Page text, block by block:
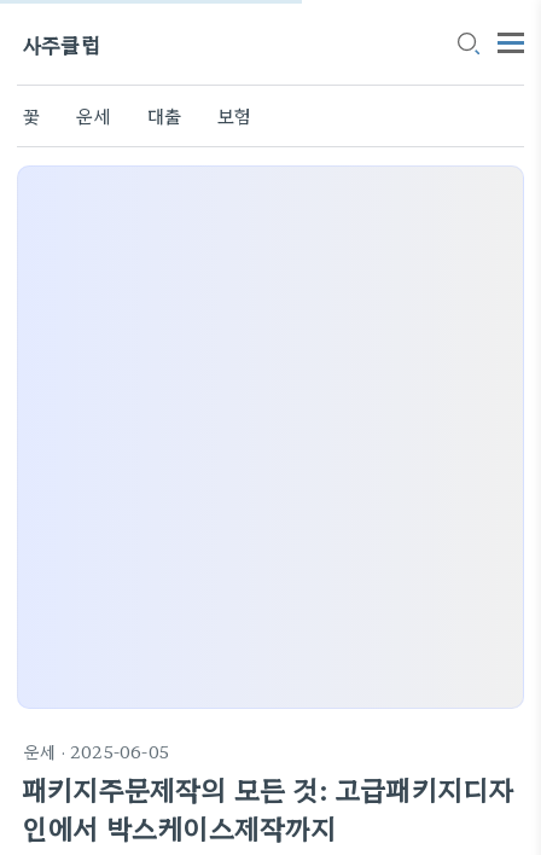
사주클럽
꽃 운세 대출 보험
운세 · 2025-06-05
패키지주문제작의 모든 것: 고급패키지디자
인에서 박스케이스제작까지